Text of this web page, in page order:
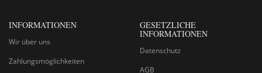
INFORMATIONEN
Wir über uns
Zahlungsmöglichkeiten
GESETZLICHE
INFORMATIONEN
Datenschutz
AGB